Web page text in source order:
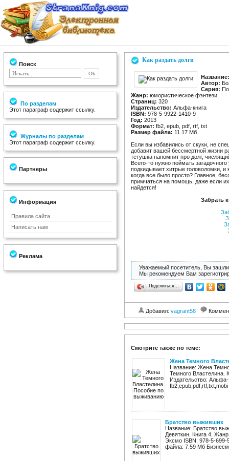
Поиск
По разделам
Этот параграф содержит ссылку.
Журналы по разделам
Этот параграф содержит ссылку.
Партнеры
Информация
Правила сайта
Написать нам
Реклама
Как раздать долги
Название:
Автор:
Серия:
Жанр: юмористическое фэнтези
Страниц: 320
Издательство: Альфа-книга
ISBN: 978-5-9922-1410-9
Год: 2013
Формат: fb2, epub, pdf, rtf, txt
Размер файла: 11.17 Мб
Если вы избавились от скуки, не
добавит вашей бессмертной жизни
тетушка напомнит про долг,
Всего-то нужно поймать
подкидывает хитрые головоломки, и
когда все было просто? Главное,
примчаться на помощь, даже если
найдется!
Забрать
Уважаемый посетитель, Вы зашли
Мы рекомендуем Вам
Поделиться…
Добавил: vagrant58
Смотрите также по теме:
Жена Темного
Название: Жена
Темного Властелина.
Издательство:
Братство выживших
Название: Братство
Девяткин. Книга 4.
Эксмо ISBN: 978-5-699-
файла: 7.59 Мб